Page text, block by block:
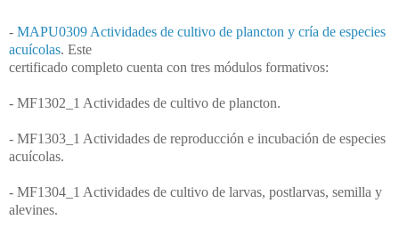
- MAPU0309 Actividades de cultivo de plancton y cría de especies
acuícolas. Este
certificado completo cuenta con tres módulos formativos:
- MF1302_1 Actividades de cultivo de plancton.
- MF1303_1 Actividades de reproducción e incubación de especies
acuícolas.
- MF1304_1 Actividades de cultivo de larvas, postlarvas, semilla y
alevines.